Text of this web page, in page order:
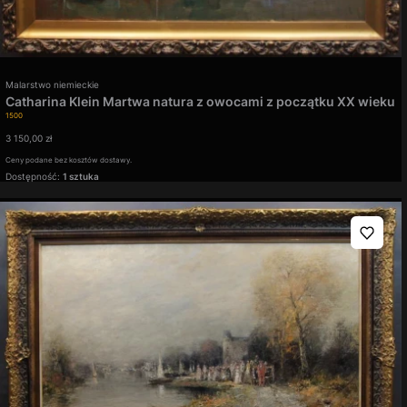
Kod produktu
1500
Catharina Klein Martwa natura z owocami z początku XX wieku
stary obraz
Producent
Malarstwo niemieckie
Cena
3 150,00 zł
Ceny podane bez kosztów dostawy.
Dostępność: 1 sztuka